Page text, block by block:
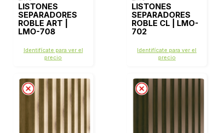
LISTONES
SEPARADORES
ROBLE ART |
LMO-708
Identifícate para ver el
precio
LISTONES
SEPARADORES
ROBLE CL | LMO-
702
Identifícate para ver el
precio